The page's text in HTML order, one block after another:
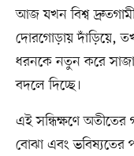
আজ যখন বিশ্ব
দোরগোড়ায় দাঁড়িয়ে,
ধরনকে নতুন করে
বদলে দিচ্ছে।
এই সন্ধিক্ষণে অতীতের
বোঝা এবং ভবিষ্যতের